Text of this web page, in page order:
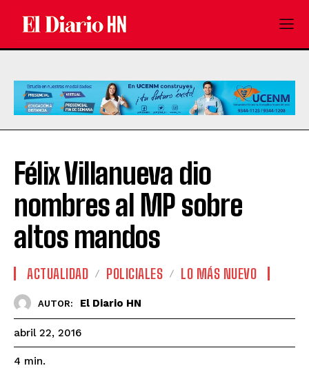
Félix Villanueva dio
nombres al MP sobre
altos mandos
ACTUALIDAD POLICIALES LO MÁS NUEVO
AUTOR: El Diario HN
abril 22, 2016
4 min.